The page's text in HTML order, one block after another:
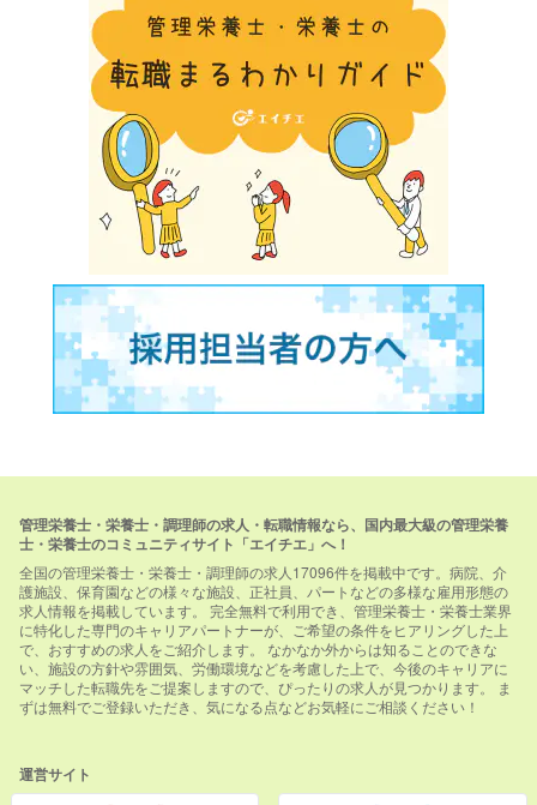
管理栄養士・栄養士・調理師の求人・転職情報なら、国内最大級の管理栄養
士・栄養士のコミュニティサイト「エイチエ」へ！
全国の管理栄養士・栄養士・調理師の求人17096件を掲載中です。病院、介
護施設、保育園などの様々な施設、正社員、パートなどの多様な雇用形態の
求人情報を掲載しています。 完全無料で利用でき、管理栄養士・栄養士業界
に特化した専門のキャリアパートナーが、ご希望の条件をヒアリングした上
で、おすすめの求人をご紹介します。 なかなか外からは知ることのできな
い、施設の方針や雰囲気、労働環境などを考慮した上で、今後のキャリアに
マッチした転職先をご提案しますので、ぴったりの求人が見つかります。 ま
ずは無料でご登録いただき、気になる点などお気軽にご相談ください！
運営サイト